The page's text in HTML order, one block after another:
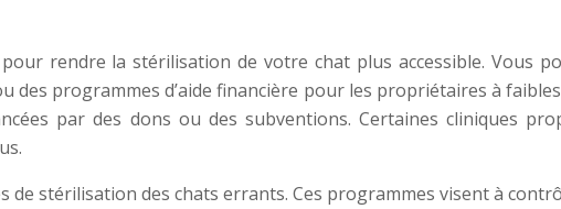
rendre la stérilisation de votre chat plus accessible. Vous
programmes d’aide financière pour les propriétaires à
par des dons ou des subventions. Certaines cliniques
stérilisation des chats errants. Ces programmes visent à